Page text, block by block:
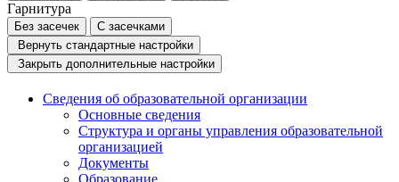
Гарнитура
Без засечек
С засечками
Вернуть стандартные настройки
Закрыть дополнительные настройки
Сведения об образовательной организации
Основные сведения
Структура и органы управления образовательной
организацией
Документы
Образование